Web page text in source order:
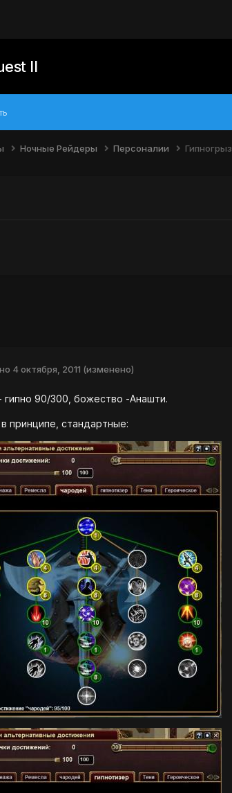
II
Ночные Рейдеры Персоналии Гипногрыз
4 октября, 2011 (изменено)
гипно 90/300, божество -Анашти.
принципе, стандартные: